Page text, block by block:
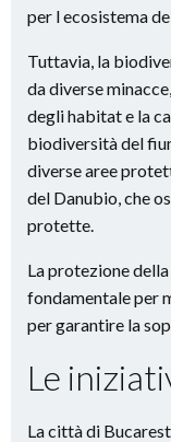
per l ecosistema
Tuttavia, la
da diverse
degli habitat e la
biodiversità del
diverse aree
del Danubio, che
protette.
La protezione
fondamentale per
per garantire la
Le
La città di